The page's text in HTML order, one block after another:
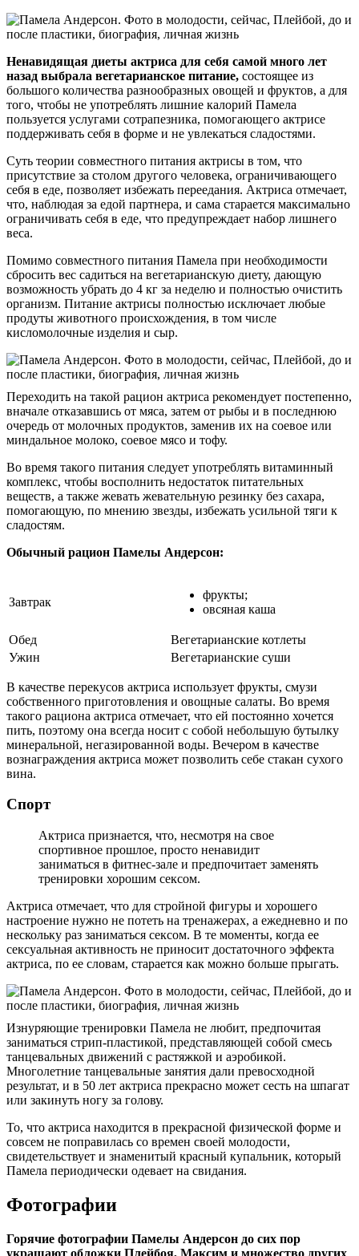
Ненавидящая диеты актриса для себя самой много лет
назад выбрала вегетарианское питание, состоящее из
большого количества разнообразных овощей и фруктов, а для
того, чтобы не употреблять лишние калорий Памела
пользуется услугами сотрапезника, помогающего актрисе
поддерживать себя в форме и не увлекаться сладостями.
Суть теории совместного питания актрисы в том, что
присутствие за столом другого человека, ограничивающего
себя в еде, позволяет избежать переедания. Актриса отмечает,
что, наблюдая за едой партнера, и сама старается максимально
ограничивать себя в еде, что предупреждает набор лишнего
веса.
Помимо совместного питания Памела при необходимости
сбросить вес садиться на вегетарианскую диету, дающую
возможность убрать до 4 кг за неделю и полностью очистить
организм. Питание актрисы полностью исключает любые
продуты животного происхождения, в том числе
кисломолочные изделия и сыр.
Переходить на такой рацион актриса рекомендует постепенно,
вначале отказавшись от мяса, затем от рыбы и в последнюю
очередь от молочных продуктов, заменив их на соевое или
миндальное молоко, соевое мясо и тофу.
Во время такого питания следует употреблять витаминный
комплекс, чтобы восполнить недостаток питательных
веществ, а также жевать жевательную резинку без сахара,
помогающую, по мнению звезды, избежать усильной тяги к
сладостям.
Обычный рацион Памелы Андерсон:
Завтрак
фрукты;
овсяная каша
Обед
Вегетарианские котлеты
Ужин
Вегетарианские суши
В качестве перекусов актриса использует фрукты, смузи
собственного приготовления и овощные салаты. Во время
такого рациона актриса отмечает, что ей постоянно хочется
пить, поэтому она всегда носит с собой небольшую бутылку
минеральной, негазированной воды. Вечером в качестве
вознаграждения актриса может позволить себе стакан сухого
вина.
Спорт
Актриса признается, что, несмотря на свое
спортивное прошлое, просто ненавидит
заниматься в фитнес-зале и предпочитает заменять
тренировки хорошим сексом.
Актриса отмечает, что для стройной фигуры и хорошего
настроение нужно не потеть на тренажерах, а ежедневно и по
нескольку раз заниматься сексом. В те моменты, когда ее
сексуальная активность не приносит достаточного эффекта
актриса, по ее словам, старается как можно больше прыгать.
Изнуряющие тренировки Памела не любит, предпочитая
заниматься стрип-пластикой, представляющей собой смесь
танцевальных движений с растяжкой и аэробикой.
Многолетние танцевальные занятия дали превосходной
результат, и в 50 лет актриса прекрасно может сесть на шпагат
или закинуть ногу за голову.
То, что актриса находится в прекрасной физической форме и
совсем не поправилась со времен своей молодости,
свидетельствует и знаменитый красный купальник, который
Памела периодически одевает на свидания.
Фотографии
Горячие фотографии Памелы Андерсон до сих пор
украшают обложки Плейбоя, Максим и множество других